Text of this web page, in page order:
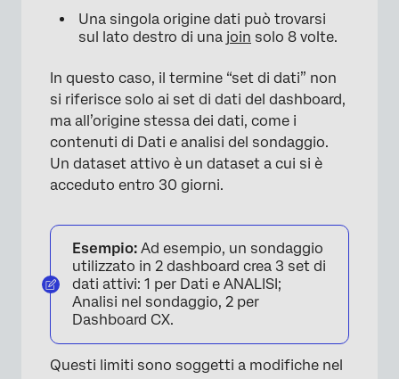
×
Una singola origine dati può trovarsi
sul lato destro di una join solo 8 volte.
In questo caso, il termine “set di dati” non
si riferisce solo ai set di dati del dashboard,
ma all’origine stessa dei dati, come i
contenuti di Dati e analisi del sondaggio.
Un dataset attivo è un dataset a cui si è
acceduto entro 30 giorni.
Esempio: Ad esempio, un sondaggio
utilizzato in 2 dashboard crea 3 set di
dati attivi: 1 per Dati e ANALISI;
Analisi nel sondaggio, 2 per
Dashboard CX.
Questi limiti sono soggetti a modifiche nel